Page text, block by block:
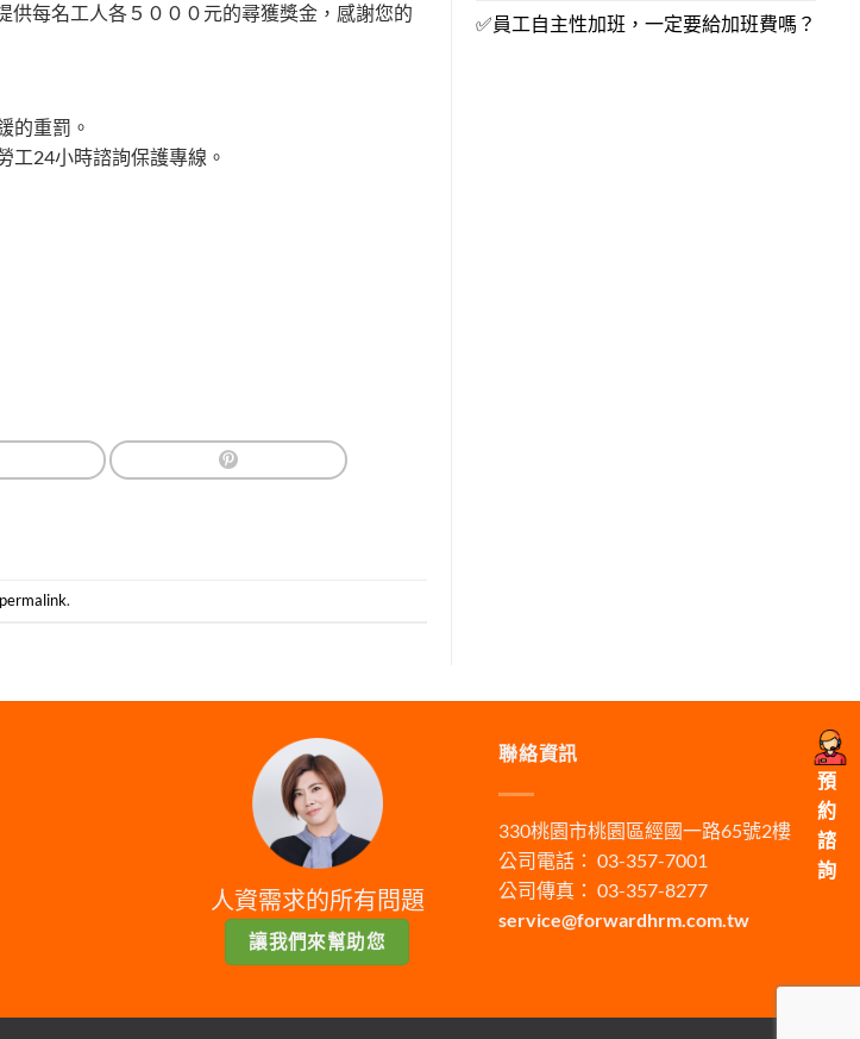
每名工人各５０００元的尋獲獎金，感謝您的
的重罰。
工24小時諮詢保護專線。
permalink.
✅員工自主性加班，一定要給加班費嗎？
人資需求的所有問題
讓我們來幫助您
聯絡資訊
330桃園市桃園區經國一路65號2樓
公司電話： 03-357-7001
公司傳真： 03-357-8277
service@forwardhrm.com.tw
預
約
諮
詢